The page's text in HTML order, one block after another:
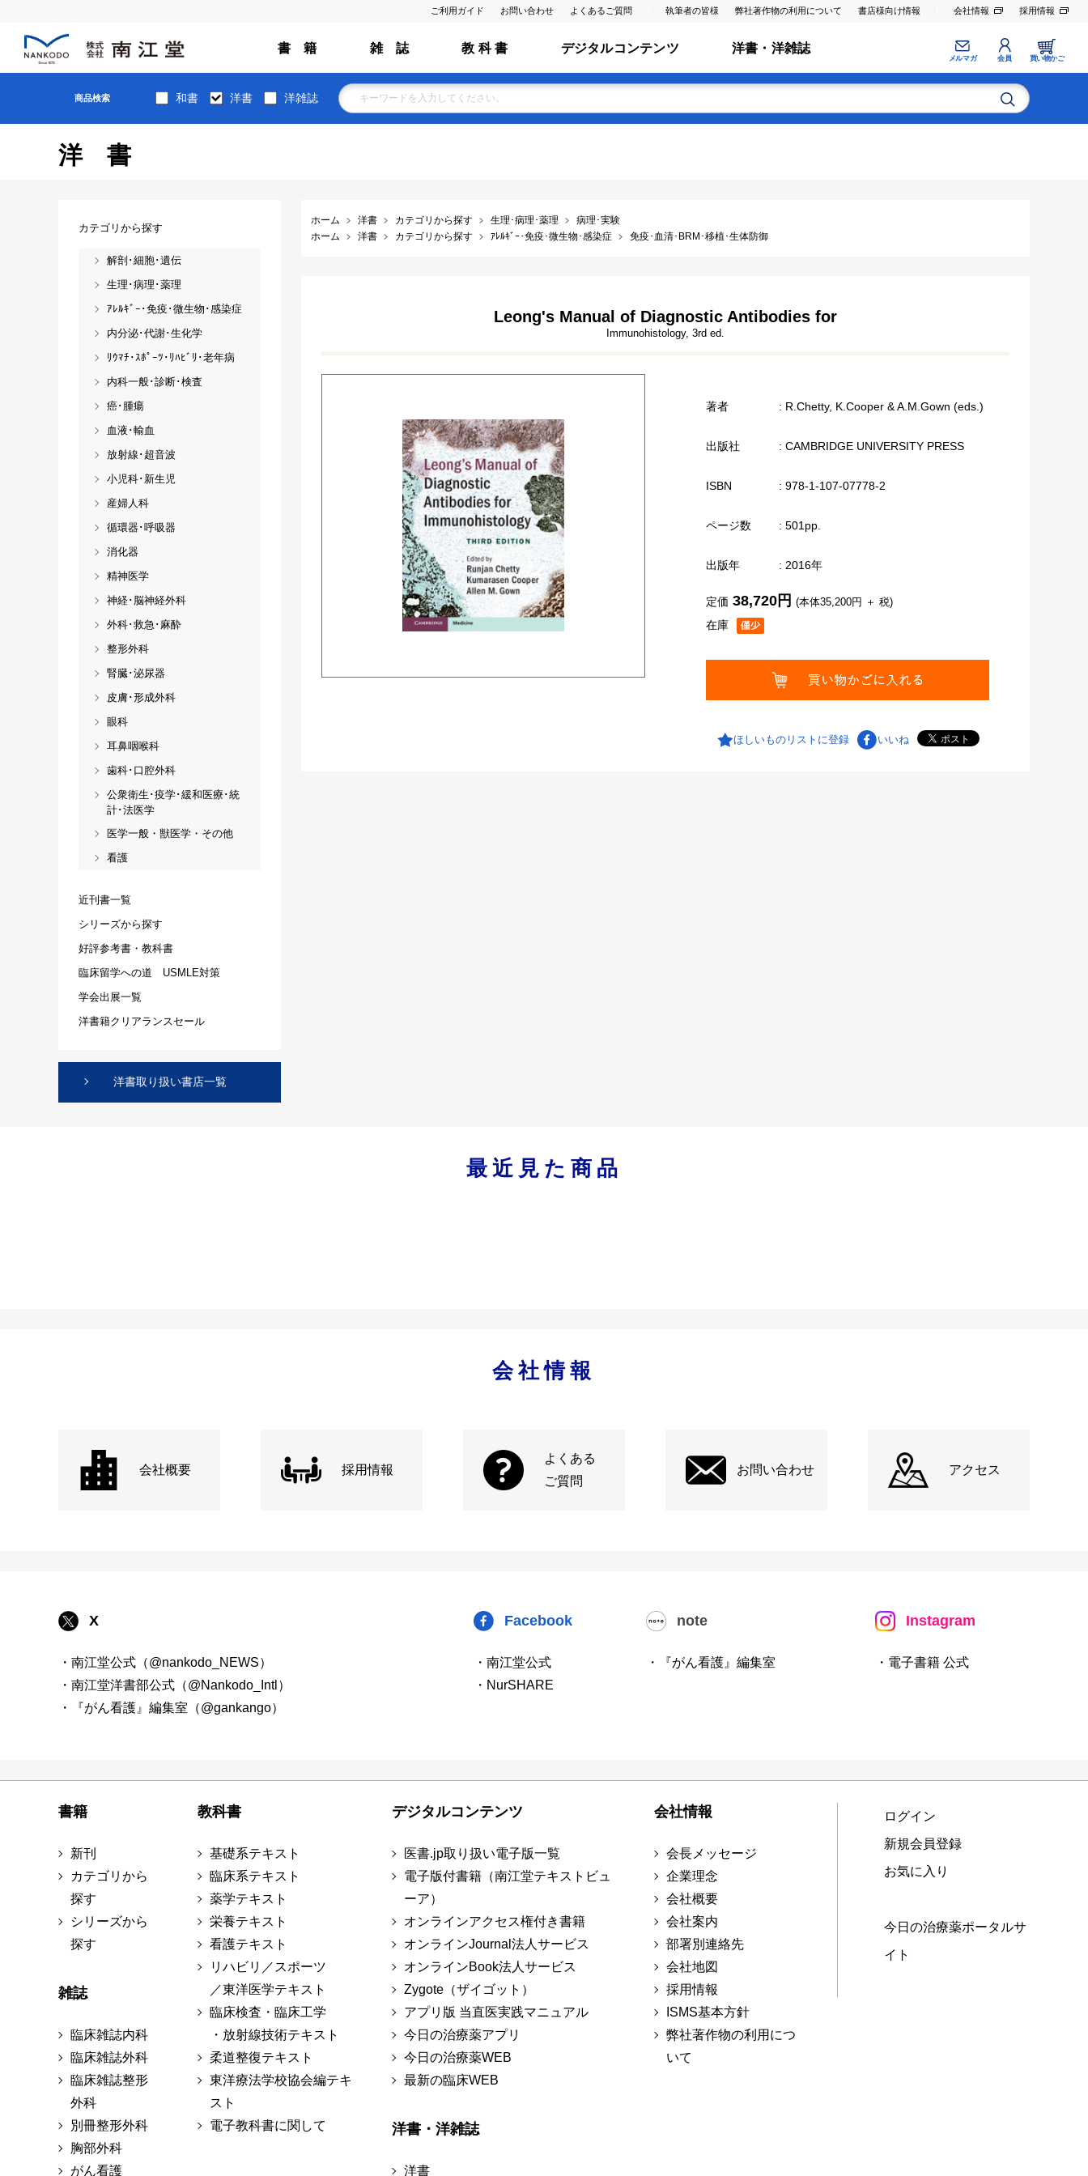
ご利用ガイド お問い合わせ よくあるご質問 執筆者の皆様 弊社著作物の利用について 書店様向け情報 会社情報 採用情報
書 籍 雑 誌 教 科 書 デジタルコンテンツ 洋書・洋雑誌
メルマガ 会員 買い物かご
商品検索 和書 洋書 洋雑誌
洋書
ホーム 洋書 カテゴリから探す 生理･病理･薬理
病理･実験
ホーム
洋書 カテゴリから探す ｱﾚﾙｷﾞｰ･免疫･微生物･感染症 免疫･血清･BRM･移植･生体防御
Leong's Manual of Diagnostic Antibodies for
Immunohistology, 3rd ed.
著者 : R.Chetty, K.Cooper & A.M.Gown (eds.)
出版社 : CAMBRIDGE UNIVERSITY PRESS
ISBN : 978-1-107-07778-2
ページ数 : 501pp.
出版年 : 2016年
在庫
定価 38,720円 (本体35,200円 ＋ 税)
ほしいものリストに登録 いいね
カテゴリから探す
解剖･細胞･遺伝
生理･病理･薬理
ｱﾚﾙｷﾞｰ･免疫･微生物･感染症
内分泌･代謝･生化学
ﾘｳﾏﾁ･ｽﾎﾟｰﾂ･ﾘﾊﾋﾞﾘ･老年病
内科一般･診断･検査
癌･腫瘍
血液･輸血
放射線･超音波
小児科･新生児
産婦人科
循環器･呼吸器
消化器
精神医学
神経･脳神経外科
外科･救急･麻酔
整形外科
腎臓･泌尿器
皮膚･形成外科
眼科
耳鼻咽喉科
歯科･口腔外科
公衆衛生･疫学･緩和医療･統
計･法医学
医学一般・獣医学・その他
看護
近刊書一覧
シリーズから探す
好評参考書・教科書
臨床留学への道 USMLE対策
学会出展一覧
洋書籍クリアランスセール
洋書取り扱い書店一覧
最近見た商品
会社情報
会社概要 採用情報
よくある
ご質問
お問い合わせ アクセス
X
・南江堂公式（@nankodo_NEWS）
・南江堂洋書部公式（@Nankodo_Intl）
・『がん看護』編集室（@gankango）
Facebook
・南江堂公式
・NurSHARE
note
・『がん看護』編集室
Instagram
・電子書籍 公式
書籍
新刊
カテゴリから
探す
シリーズから
探す
雑誌
臨床雑誌内科
臨床雑誌外科
臨床雑誌整形
外科
別冊整形外科
胸部外科
がん看護
教科書
基礎系テキスト
臨床系テキスト
薬学テキスト
栄養テキスト
看護テキスト
リハビリ／スポーツ
／東洋医学テキスト
臨床検査・臨床工学
・放射線技術テキスト
柔道整復テキスト
東洋療法学校協会編テキ
スト
電子教科書に関して
デジタルコンテンツ
医書.jp取り扱い電子版一覧
電子版付書籍（南江堂テキストビュ
ーア）
オンラインアクセス権付き書籍
オンラインJournal法人サービス
オンラインBook法人サービス
Zygote（ザイゴット）
アプリ版 当直医実践マニュアル
今日の治療薬アプリ
今日の治療薬WEB
最新の臨床WEB
洋書・洋雑誌
洋書
会社情報
会長メッセージ
企業理念
会社概要
会社案内
部署別連絡先
会社地図
採用情報
ISMS基本方針
弊社著作物の利用につ
いて
ログイン
新規会員登録
お気に入り
今日の治療薬ポータルサ
イト